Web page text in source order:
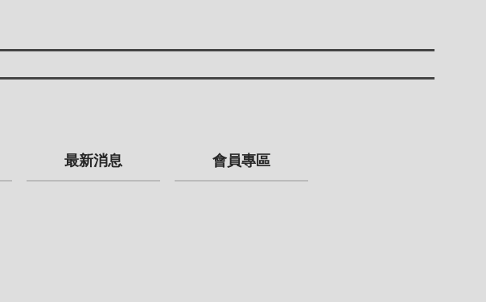
最新消息 會員專區